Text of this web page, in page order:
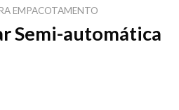
EMPACOTAMENTO
Semi-automática